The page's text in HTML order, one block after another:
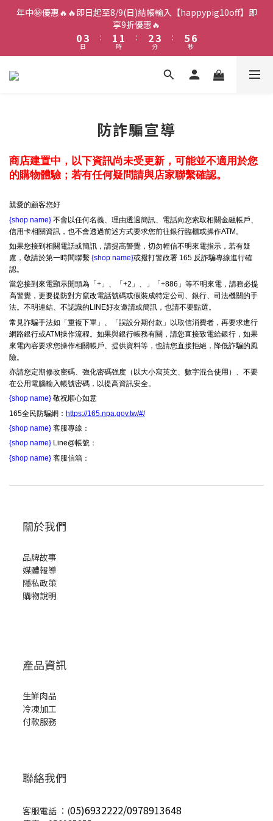
年中㊙️優惠🔥🔥即日起至8/9(日)結帳輸入【happypig10off】即
享9折優惠🔥
2
0
5
3
2
日
:
3
2
1
0
3
2
1
0
時
:
4
3
2
1
5
4
3
2
分
:
7
5
4
2
8
6
5
3
秒
防詐騙宣導
商店建置中，以下資訊尚未受更新，可能並不適用於您
的購物體驗；若有任何疑問請與店家聯繫確認。
親愛的顧客您好
{shop name} 不會以任何名義、理由透過簡訊、電話向您索取相關金融帳戶、
信用卡相關資訊，也不會透過前述方式要求您前往銀行臨櫃或操作ATM。
如果您接到相關電話或簡訊，請提高警覺，切勿輕信不明來電指示，若有疑
慮，敬請於第一時間聯繫 {shop name}或撥打警政署 165 反詐騙專線進行確
認。
當您接到來電顯示開頭為「+」、「+2」、」「+886」等不明來電，請務必提
高警覺，更要提防對方竄改電話號碼或假裝成特定公司、銀行、司法機關的手
法。不明連結、不認識的LINE好友邀請或簡訊，也請不要點選。
常見詐騙手法如「重複下單」、「誤設分期付款」以取信消費者，再要求進行
網路銀行或ATM操作流程。如果與銀行帳務有關，請您直接致電給銀行，如果
來電內容要求您操作相關帳戶、提供資料等，也請您直接拒絕，降低詐騙的風
險。
亦請您定期修改密碼、強化密碼強度（以大小寫英文、數字混合使用）、不要
在公用電腦輸入帳號密碼，以提高資訊安全。
{shop name} 敬祝順心如意
165全民防騙網： https://165.npa.gov.tw/#/
{shop name} 客服專線：
{shop name} Line@帳號：
{shop name} 客服信箱：
關於我們
品牌故事
媒體報導
隱私政策
購物說明
產品資訊
生鮮肉品
冷凍加工
付款服務
聯絡我們
客服電話 ：(05)6932222/0978913648